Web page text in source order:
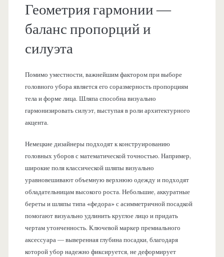
Геометрия гармонии —
баланс пропорций и
силуэта
Помимо уместности, важнейшим фактором при выборе
головного убора является его соразмерность пропорциям
тела и форме лица. Шляпа способна визуально
гармонизировать силуэт, выступая в роли архитектурного
акцента.
Немецкие дизайнеры подходят к конструированию
головных уборов с математической точностью. Например,
широкие поля классической шляпы визуально
уравновешивают объемную верхнюю одежду и подходят
обладательницам высокого роста. Небольшие, аккуратные
береты и шляпы типа «федора» с асимметричной посадкой
помогают визуально удлинить круглое лицо и придать
чертам утонченность. Ключевой маркер премиального
аксессуара — выверенная глубина посадки, благодаря
которой убор надежно фиксируется, не деформирует